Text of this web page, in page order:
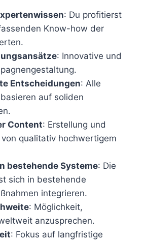
: Du profitierst
Know-how der
: Innovative und
Entscheidungen: Alle
auf soliden
Content: Erstellung und
qualitativ hochwertigem
bestehende Systeme: Die
sich in bestehende
integrieren.
: Möglichkeit,
anzusprechen.
: Fokus auf langfristige